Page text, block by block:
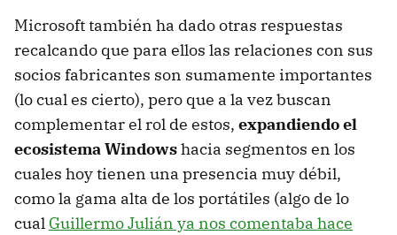
Microsoft también ha dado otras respuestas
recalcando que para ellos las relaciones con sus
socios fabricantes son sumamente importantes
(lo cual es cierto), pero que a la vez buscan
complementar el rol de estos, expandiendo el
ecosistema Windowshacia segmentos en los
cuales hoy tienen una presencia muy débil,
como la gama alta de los portátiles (algo de lo
cual Guillermo Julián ya nos comentaba hace